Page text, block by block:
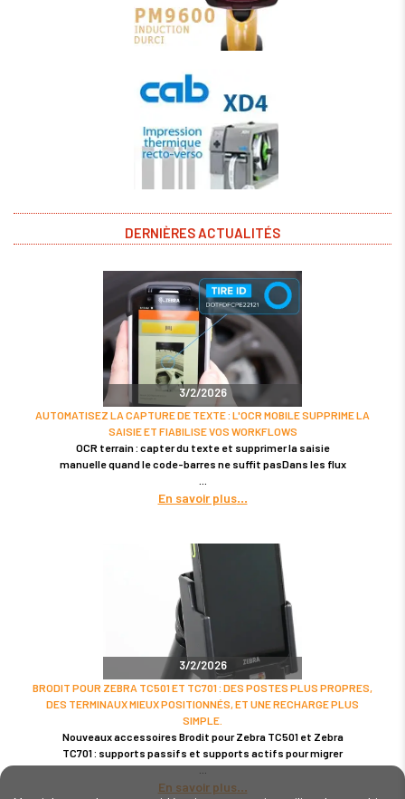
DERNIÈRES ACTUALITÉS
3/2/2026
AUTOMATISEZ LA CAPTURE DE TEXTE : L'OCR MOBILE SUPPRIME LA
SAISIE ET FIABILISE VOS WORKFLOWS
OCR terrain : capter du texte et supprimer la saisie
manuelle quand le code-barres ne suffit pasDans les flux
En savoir plus
3/2/2026
BRODIT POUR ZEBRA TC501 ET TC701 : DES POSTES PLUS PROPRES,
DES TERMINAUX MIEUX POSITIONNÉS, ET UNE RECHARGE PLUS
SIMPLE.
Nouveaux accessoires Brodit pour Zebra TC501 et Zebra
TC701 : supports passifs et supports actifs pour migrer
En savoir plus